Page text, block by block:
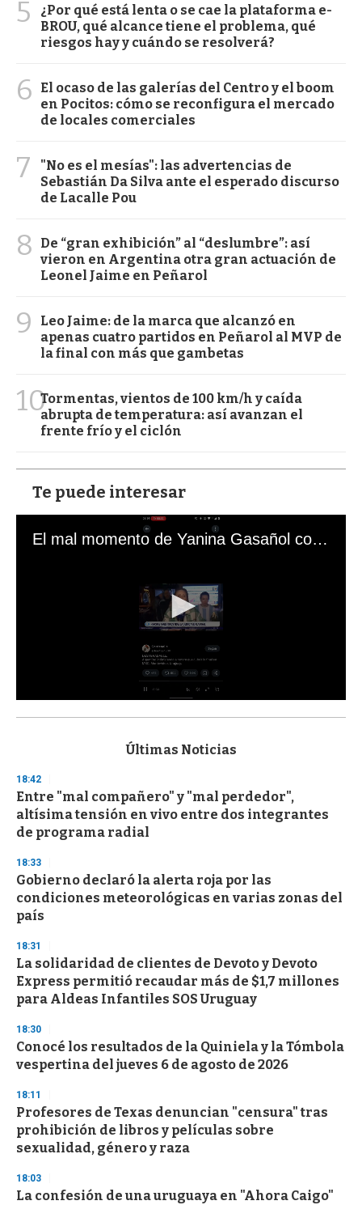
5
¿Por qué está lenta o se cae la plataforma e-
BROU, qué alcance tiene el problema, qué
riesgos hay y cuándo se resolverá?
6
El ocaso de las galerías del Centro y el boom
en Pocitos: cómo se reconfigura el mercado
de locales comerciales
7
"No es el mesías": las advertencias de
Sebastián Da Silva ante el esperado discurso
de Lacalle Pou
8
De “gran exhibición” al “deslumbre”: así
vieron en Argentina otra gran actuación de
Leonel Jaime en Peñarol
9
Leo Jaime: de la marca que alcanzó en
apenas cuatro partidos en Peñarol al MVP de
la final con más que gambetas
10Tormentas, vientos de 100 km/h y caída
abrupta de temperatura: así avanzan el
frente frío y el ciclón
Te puede interesar
El mal momento de Yanina Gasañol con un hincha argentino en "Subrayado"
s
d
s
o
f
3
s
e
c
o
n
d
Últimas Noticias
18:42
Entre "mal compañero" y "mal perdedor",
altísima tensión en vivo entre dos integrantes
de programa radial
18:33
Gobierno declaró la alerta roja por las
condiciones meteorológicas en varias zonas del
país
18:31
La solidaridad de clientes de Devoto y Devoto
Express permitió recaudar más de $1,7 millones
para Aldeas Infantiles SOS Uruguay
18:30
Conocé los resultados de la Quiniela y la Tómbola
vespertina del jueves 6 de agosto de 2026
18:11
Profesores de Texas denuncian "censura" tras
prohibición de libros y películas sobre
sexualidad, género y raza
18:03
La confesión de una uruguaya en "Ahora Caigo"